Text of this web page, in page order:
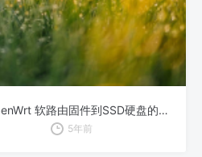
x86/64小主机 PE 安装 OpenWrt 软路由固件到SSD硬盘的方法
5年前